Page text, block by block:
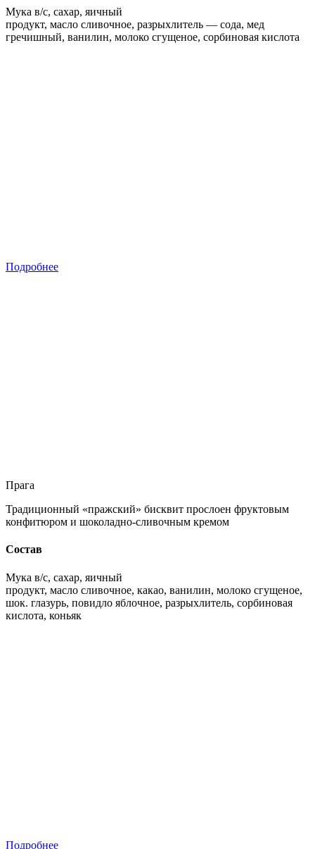
Мука в/с, сахар, яичный
продукт, масло сливочное, разрыхлитель — сода, мед
гречишный, ванилин, молоко сгущеное, сорбиновая кислота
Подробнее
Прага
Традиционный «пражский» бисквит прослоен фруктовым
конфитюром и шоколадно-сливочным кремом
Состав
Мука в/с, сахар, яичный
продукт, масло сливочное, какао, ванилин, молоко сгущеное,
шок. глазурь, повидло яблочное, разрыхлитель, сорбиновая
кислота, коньяк
Подробнее